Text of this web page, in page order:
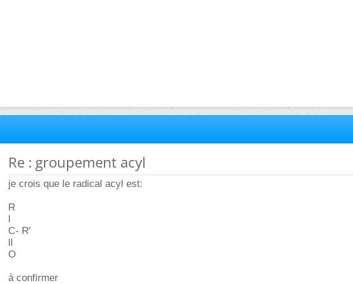
Re : groupement acyl
je crois que le radical acyl est:
R
l
C- R'
ll
O
à confirmer